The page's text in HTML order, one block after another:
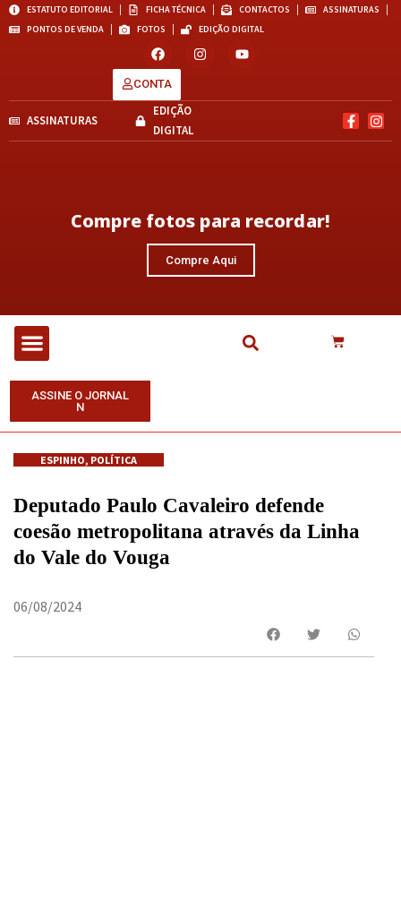
ESTATUTO EDITORIAL FICHA TÉCNICA CONTACTOS
ASSINATURAS
PONTOS DE VENDA
FOTOS EDIÇÃO DIGITAL
CONTA
ASSINATURAS
EDIÇÃO
DIGITAL
Compre fotos para recordar!
Compre Aqui
ASSINE O JORNAL
N
ESPINHO, POLÍTICA
Deputado Paulo Cavaleiro defende
coesão metropolitana através da Linha
do Vale do Vouga
06/08/2024